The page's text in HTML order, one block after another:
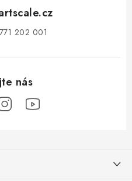
202 001​